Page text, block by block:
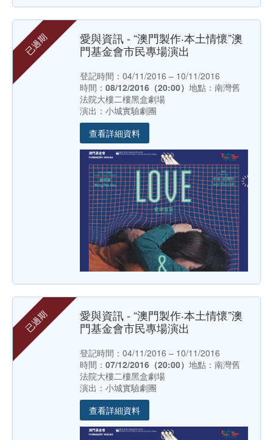
已過期
愛與資訊 - “澳門製作‧本土情懷”澳
門基金會市民專場演出
登記時間：04/11/2016 – 10/11/2016
時間： 08/12/2016（20:00） 地點：南灣舊
法院大樓二樓黑盒劇場
演出：小城實驗劇團
查看詳細資料
已過期
愛與資訊 - “澳門製作‧本土情懷”澳
門基金會市民專場演出
登記時間：04/11/2016 – 10/11/2016
時間： 07/12/2016（20:00） 地點：南灣舊
法院大樓二樓黑盒劇場
演出：小城實驗劇團
查看詳細資料